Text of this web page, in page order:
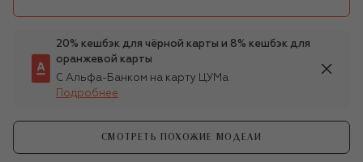
20% кешбэк для чёрной карты и 8% кешбэк для
оранжевой карты
С Альфа-Банком на карту ЦУМа
Подробнее
СМОТРЕТЬ ПОХОЖИЕ МОДЕЛИ